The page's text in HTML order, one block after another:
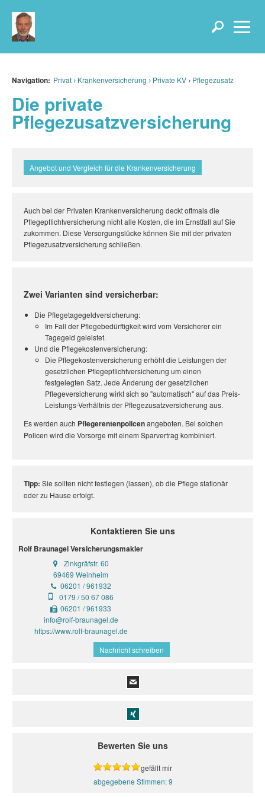
Navigation: Privat Krankenversicherung Private KV Pflegezusatz
Die private
Pflegezusatzversicherung
Angebot und Vergleich für die Krankenversicherung
Auch bei der Privaten Krankenversicherung deckt oftmals die
Pflegepflichtversicherung nicht alle Kosten, die im Ernstfall auf Sie
zukommen. Diese Versorgungslücke können Sie mit der privaten
Pflegezusatzversicherung schließen.
Zwei Varianten sind versicherbar:
Die Pflegetagegeldversicherung:
Im Fall der Pflegebedürftigkeit wird vom Versicherer ein
Tagegeld geleistet.
Und die Pflegekostenversicherung:
Die Pflegekostenversicherung erhöht die Leistungen der
gesetzlichen Pflegepflichtversicherung um einen
festgelegten Satz. Jede Änderung der gesetzlichen
Pflegeversicherung wirkt sich so "automatisch" auf das Preis-
Leistungs-Verhältnis der Pflegezusatzversicherung aus.
Es werden auch Pflegerentenpolicenangeboten. Bei solchen
Policen wird die Vorsorge mit einem Sparvertrag kombiniert.
Tipp: Sie sollten nicht festlegen (lassen), ob die Pflege stationär
oder zu Hause erfolgt.
Kontaktieren Sie uns
Rolf Braunagel Versicherungsmakler
Zinkgräfstr. 60
69469 Weinheim
06201 / 961932
0179 / 50 67 086
06201 / 961933
info@rolf-braunagel.de
https://www.rolf-braunagel.de
Nachricht schreiben
Bewerten Sie uns
gefällt mir
9